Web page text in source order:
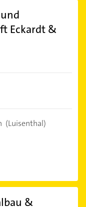
Eckardt &
(Luisenthal)
&